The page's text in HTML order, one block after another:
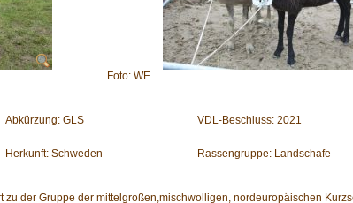
Foto: WE
Abkürzung: GLS VDL-Beschluss: 2021
Herkunft: Schweden Rassengruppe: Landschafe
zu der Gruppe der mittelgroßen,mischwolligen, nordeuropäischen